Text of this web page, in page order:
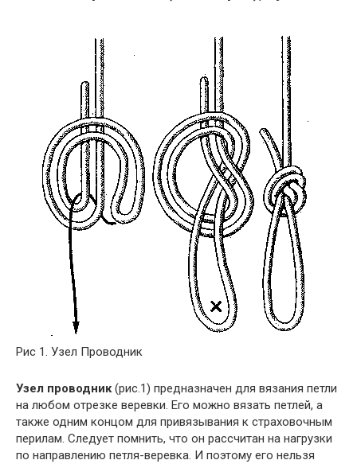
Рис 1. Узел Проводник
Узел проводник(рис.1) предназначен для вязания петли
на любом отрезке веревки. Его можно вязать петлей, а
также одним концом для привязывания к страховочным
перилам. Следует помнить, что он рассчитан на нагрузки
по направлению петля-веревка. И поэтому его нельзя